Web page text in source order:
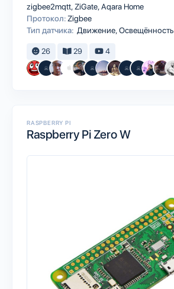
zigbee2mqtt ZiGateAqara Home
Протокол: Zigbee
Тип датчика: Движение, Освещённость
26 29 4
RASPBERRY PI
Raspberry Pi Zero W